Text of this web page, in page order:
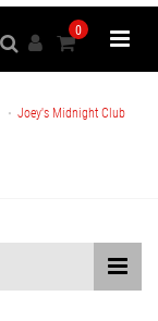
0
Joey's Midnight Club